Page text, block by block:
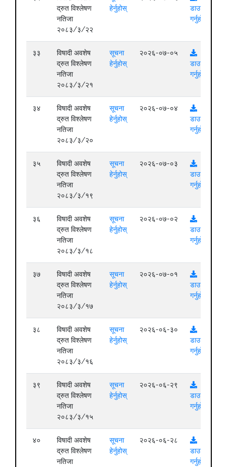
द्रुत विश्लेषण
नतिजा
२०८३/३/२२
हेर्नुहोस्
डाउनलोड
गर्नुहोस्
३३
विषादी अवशेष
द्रुत विश्लेषण
नतिजा
२०८३/३/२१
सूचना
हेर्नुहोस्
२०२६-०७-०५
डाउनलोड
गर्नुहोस्
३४
विषादी अवशेष
द्रुत विश्लेषण
नतिजा
२०८३/३/२०
सूचना
हेर्नुहोस्
२०२६-०७-०४
डाउनलोड
गर्नुहोस्
३५
विषादी अवशेष
द्रुत विश्लेषण
नतिजा
२०८३/३/१९
सूचना
हेर्नुहोस्
२०२६-०७-०३
डाउनलोड
गर्नुहोस्
३६
विषादी अवशेष
द्रुत विश्लेषण
नतिजा
२०८३/३/१८
सूचना
हेर्नुहोस्
२०२६-०७-०२
डाउनलोड
गर्नुहोस्
३७
विषादी अवशेष
द्रुत विश्लेषण
नतिजा
२०८३/३/१७
सूचना
हेर्नुहोस्
२०२६-०७-०१
डाउनलोड
गर्नुहोस्
३८
विषादी अवशेष
द्रुत विश्लेषण
नतिजा
२०८३/३/१६
सूचना
हेर्नुहोस्
२०२६-०६-३०
डाउनलोड
गर्नुहोस्
३९
विषादी अवशेष
द्रुत विश्लेषण
नतिजा
२०८३/३/१५
सूचना
हेर्नुहोस्
२०२६-०६-२९
डाउनलोड
गर्नुहोस्
४०
विषादी अवशेष
द्रुत विश्लेषण
नतिजा
सूचना
हेर्नुहोस्
२०२६-०६-२८
डाउनलोड
गर्नुहोस्